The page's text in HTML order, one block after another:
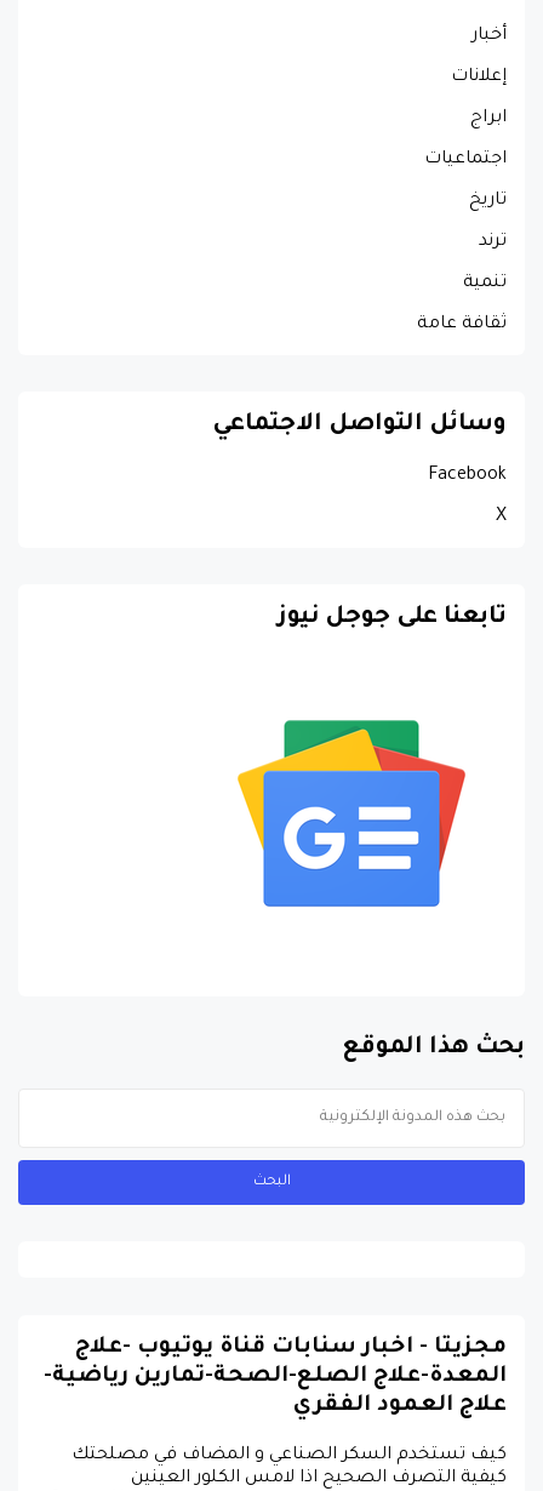
أخبار
إعلانات
ابراج
اجتماعيات
تاريخ
ترند
تنمية
ثقافة عامة
وسائل التواصل الاجتماعي
Facebook
X
تابعنا على جوجل نيوز
بحث هذا الموقع
مجزيتا - اخبار سنابات قناة يوتيوب -علاج
المعدة-علاج الصلع-الصحة-تمارين رياضية-
علاج العمود الفقري
كيف تستخدم السكر الصناعي و المضاف في مصلحتك
كيفية التصرف الصحيح اذا لامس الكلور العينين